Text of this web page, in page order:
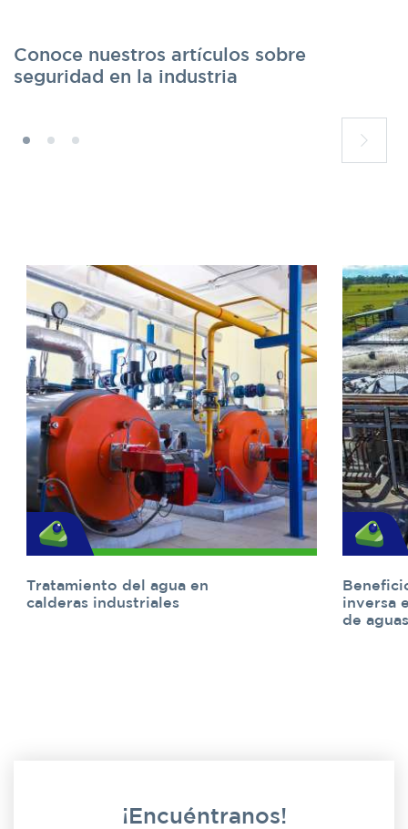
Conoce nuestros artículos sobre
seguridad en la industria
Tratamiento del agua en
calderas industriales
inversa
de
¡Encuéntranos!